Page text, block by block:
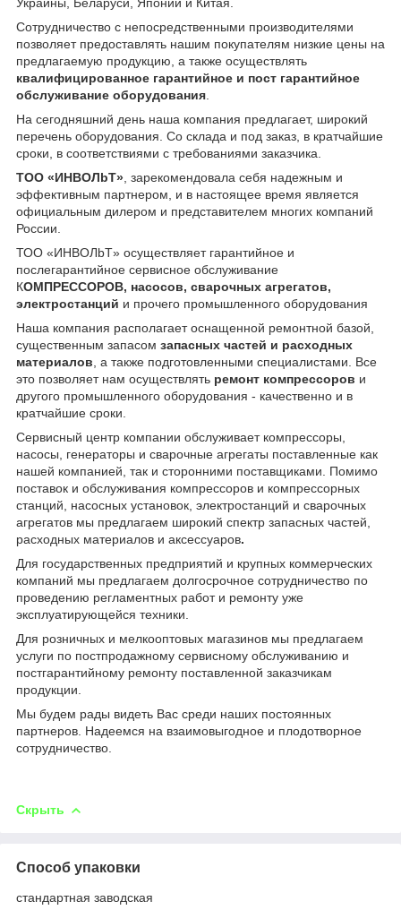
Сотрудничество с непосредственными производителями
позволяет предоставлять нашим покупателям низкие цены на
предлагаемую продукцию, а также осуществлять
квалифицированное гарантийное и пост гарантийное
обслуживание оборудования
На сегодняшний день наша компания предлагает, широкий
перечень оборудования. Со склада и под заказ, в кратчайшие
сроки, в соответствиями с требованиями заказчика.
ТОО «ИНBOЛbT» , зарекомендовала себя надежным и
эффективным партнером, и в настоящее время является
официальным дилером и представителем многих компаний
России.
ТОО «ИНBOЛbT» осуществляет гарантийное и
послегарантийное сервисное обслуживание
КОМПРЕССОРОВ, насосов, сварочных агрегатов,
электростанций и прочего промышленного оборудования
Наша компания располагает оснащенной ремонтной базой,
существенным запасом запасных частей и расходных
материалов , а также подготовленными специалистами. Все
это позволяет нам осуществлять ремонт компрессоров и
другого промышленного оборудования - качественно и в
кратчайшие сроки.
Сервисный центр компании обслуживает компрессоры,
насосы, генераторы и сварочные агрегаты поставленные как
нашей компанией, так и сторонними поставщиками. Помимо
поставок и обслуживания компрессоров и компрессорных
станций, насосных установок, электростанций и сварочных
агрегатов мы предлагаем широкий спектр запасных частей,
расходных материалов и аксессуаров.
Для государственных предприятий и крупных коммерческих
компаний мы предлагаем долгосрочное сотрудничество по
проведению регламентных работ и ремонту уже
эксплуатирующейся техники.
Для розничных и мелкооптовых магазинов мы предлагаем
услуги по постпродажному сервисному обслуживанию и
постгарантийному ремонту поставленной заказчикам
продукции.
Мы будем рады видеть Вас среди наших постоянных
партнеров. Надеемся на взаимовыгодное и плодотворное
сотрудничество.
Скрыть
Способ упаковки
стандартная заводская